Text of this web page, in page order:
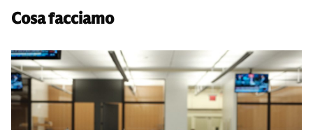
Cosa facciamo